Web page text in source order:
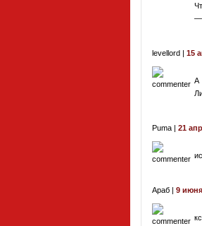
—
levellord | 15
А
Puma | 21
Араб | 9